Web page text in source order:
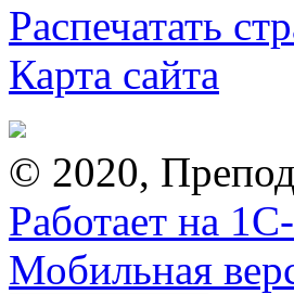
Распечатать
Карта сайта
© 2020,
Работает на
Мобильная